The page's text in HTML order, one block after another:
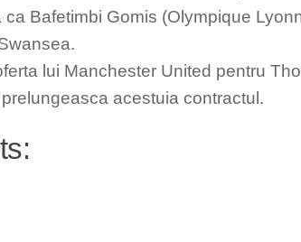
Bafetimbi Gomis (Olympique
lui Manchester United pentru
acestuia contractul.